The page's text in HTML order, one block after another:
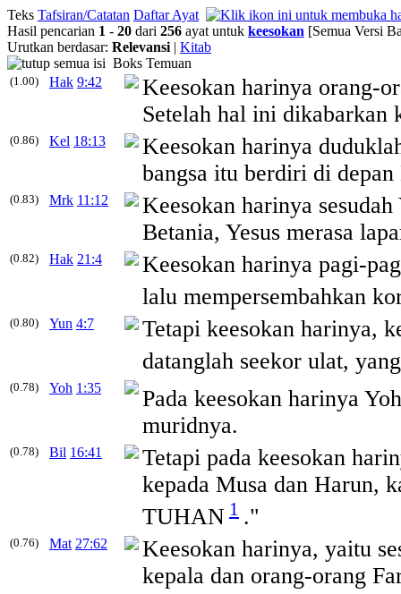
Teks Tafsiran/Catatan Daftar Ayat
Hasil pencarian 1 - 20 dari 256 ayat untuk keesokan [Semua Versi
Urutkan berdasar: Relevansi | Kitab
Boks Temuan
(1.00) Hak 9:42 Keesokan harinya orang-
Setelah hal ini dikabarkan
(0.86) Kel 18:13 Keesokan harinya
bangsa itu berdiri di
(0.83) Mrk 11:12 Keesokan harinya
Betania, Yesus merasa
(0.82) Hak 21:4 Keesokan harinya pagi-
lalu mempersembahkan
(0.80) Yun 4:7 Tetapi keesokan harinya,
datanglah seekor ulat,
(0.78) Yoh 1:35 Pada keesokan harinya
muridnya.
(0.78) Bil 16:41 Tetapi pada keesokan
kepada Musa dan Harun,
TUHAN 1 ."
(0.76) Mat 27:62 Keesokan harinya, yaitu
kepala dan orang-orang